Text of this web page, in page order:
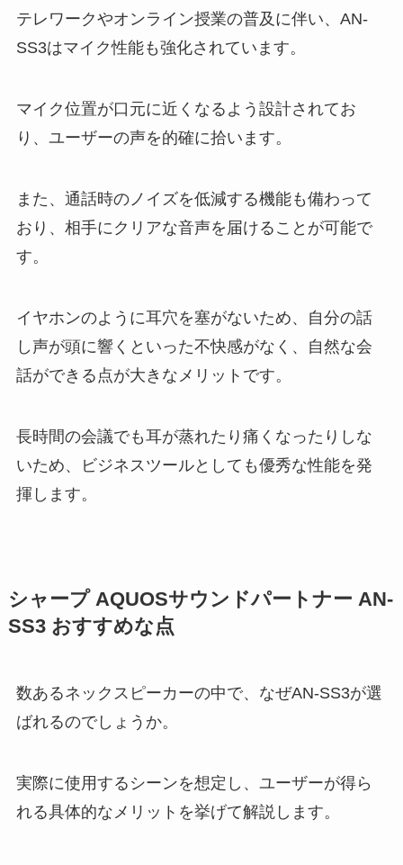
テレワークやオンライン授業の普及に伴い、AN-
SS3はマイク性能も強化されています。
マイク位置が口元に近くなるよう設計されてお
り、ユーザーの声を的確に拾います。
また、通話時のノイズを低減する機能も備わって
おり、相手にクリアな音声を届けることが可能で
す。
イヤホンのように耳穴を塞がないため、自分の話
し声が頭に響くといった不快感がなく、自然な会
話ができる点が大きなメリットです。
長時間の会議でも耳が蒸れたり痛くなったりしな
いため、ビジネスツールとしても優秀な性能を発
揮します。
シャープ AQUOSサウンドパートナー AN-
SS3 おすすめな点
数あるネックスピーカーの中で、なぜAN-SS3が選
ばれるのでしょうか。
実際に使用するシーンを想定し、ユーザーが得ら
れる具体的なメリットを挙げて解説します。